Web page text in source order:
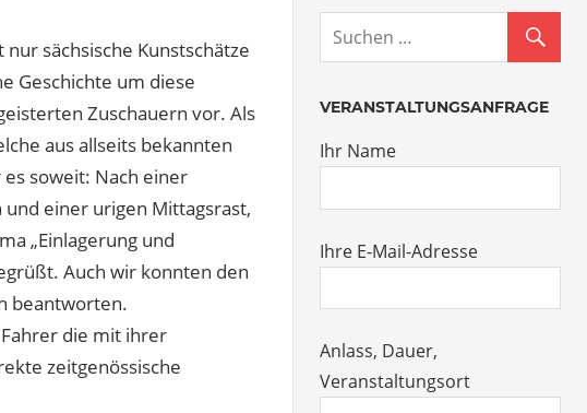
sächsische Kunstschätze
Geschichte um diese
Zuschauern vor. Als
aus allseits bekannten
soweit: Nach einer
einer urigen Mittagsrast,
„Einlagerung und
Auch wir konnten den
beantworten.
die mit ihrer
zeitgenössische
VERANSTALTUNGSANFRAGE
Ihr Name
Ihre E-Mail-Adresse
Anlass, Dauer,
Veranstaltungsort